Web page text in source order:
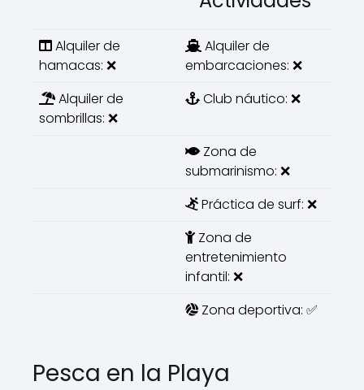
Alquiler de
hamacas: ❌
Alquiler de
embarcaciones: ❌
Alquiler de
sombrillas: ❌
Club náutico: ❌
Zona de
submarinismo: ❌
Práctica de surf: ❌
Zona de
entretenimiento
infantil: ❌
Zona deportiva: ✅
Pesca en la Playa